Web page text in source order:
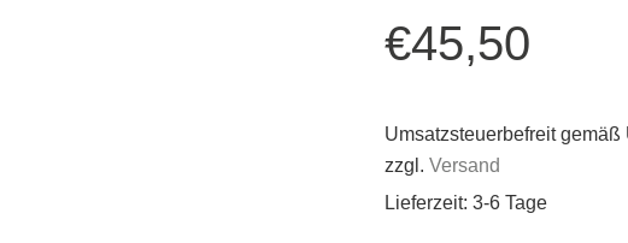
€45,50
Umsatzsteuerbefreit gemäß
zzgl.Versand
Lieferzeit: 3-6 Tage